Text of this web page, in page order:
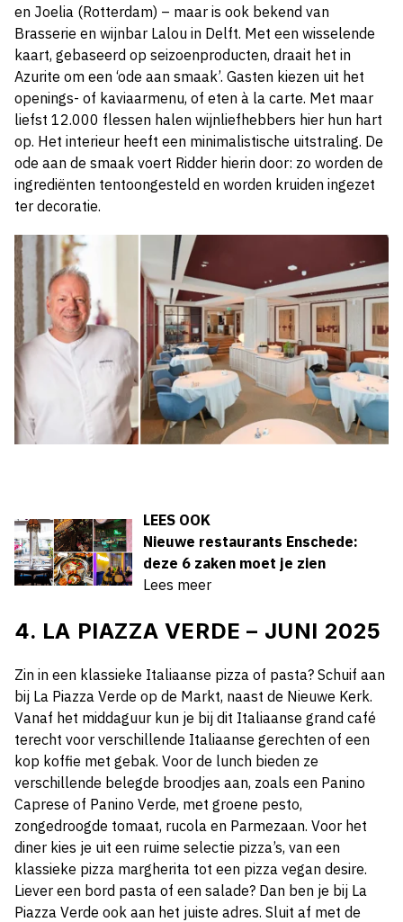
en Joelia (Rotterdam) – maar is ook bekend van
Brasserie en wijnbar Lalou in Delft. Met een wisselende
kaart, gebaseerd op seizoenproducten, draait het in
Azurite om een ‘ode aan smaak’. Gasten kiezen uit het
openings- of kaviaarmenu, of eten à la carte. Met maar
liefst 12.000 flessen halen wijnliefhebbers hier hun hart
op. Het interieur heeft een minimalistische uitstraling. De
ode aan de smaak voert Ridder hierin door: zo worden de
ingrediënten tentoongesteld en worden kruiden ingezet
ter decoratie.
LEES OOK
Nieuwe restaurants Enschede:
deze 6 zaken moet je zien
Lees meer
4. LA PIAZZA VERDE – JUNI 2025
Zin in een klassieke Italiaanse pizza of pasta? Schuif aan
bij La Piazza Verde op de Markt, naast de Nieuwe Kerk.
Vanaf het middaguur kun je bij dit Italiaanse grand café
terecht voor verschillende Italiaanse gerechten of een
kop koffie met gebak. Voor de lunch bieden ze
verschillende belegde broodjes aan, zoals een Panino
Caprese of Panino Verde, met groene pesto,
zongedroogde tomaat, rucola en Parmezaan. Voor het
diner kies je uit een ruime selectie pizza’s, van een
klassieke pizza margherita tot een pizza vegan desire.
Liever een bord pasta of een salade? Dan ben je bij La
Piazza Verde ook aan het juiste adres. Sluit af met de